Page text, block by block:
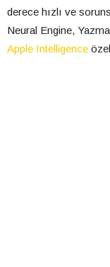
derece hızlı ve
Neural Engine,
Apple Intelligence